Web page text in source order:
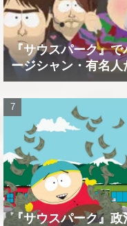
『サウスパーク』
ージシャン・有名人
『サウスパーク』